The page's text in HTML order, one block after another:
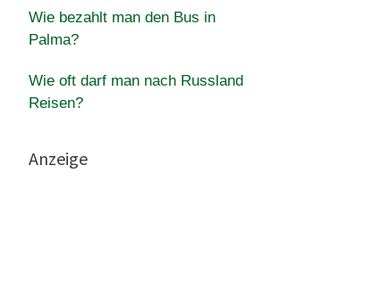
Wie bezahlt man den Bus in
Palma?
Wie oft darf man nach Russland
Reisen?
Anzeige